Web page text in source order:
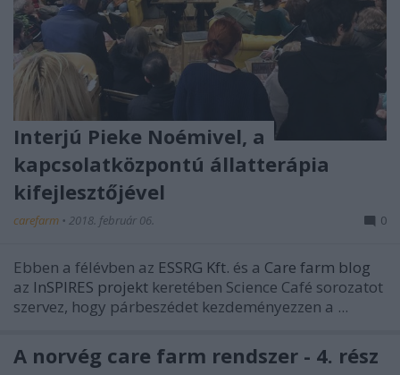
Interjú Pieke Noémivel, a
kapcsolatközpontú állatterápia
kifejlesztőjével
carefarm • 2018. február 06. 0
Ebben a félévben az ESSRG Kft. és a Care farm blog
az InSPIRES projekt keretében Science Café sorozatot
szervez, hogy párbeszédet kezdeményezzen a ...
A norvég care farm rendszer - 4. rész